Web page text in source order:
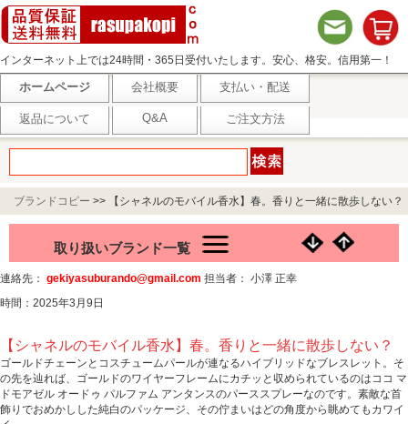
インターネット上では24時間・365日受付いたします。安心、格安。信用第一！
ホームページ 会社概要 支払い・配送
返品について Q&A ご注文方法
ブランドコピー >> 【シャネルのモバイル香水】春。香りと一緒に散歩しない？
取り扱いブランド一覧
連絡先： gekiyasuburando@gmail.com 担当者： 小澤 正幸
時間：2025年3月9日
【シャネルのモバイル香水】春。香りと一緒に散歩しない？
ゴールドチェーンとコスチュームパールが連なるハイブリッドなブレスレット。そ
の先を辿れば、ゴールドのワイヤーフレームにカチッと収められているのはココ マ
ドモアゼル オードゥ パルファム アンタンスのパーススプレーなのです。素敵な首
飾りでおめかしした純白のパッケージ、その佇まいはどの角度から眺めてもカワイ